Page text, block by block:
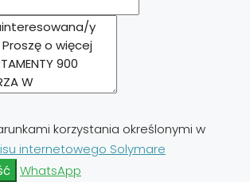
korzystania określonymi w
internetowego Solymare
WhatsApp